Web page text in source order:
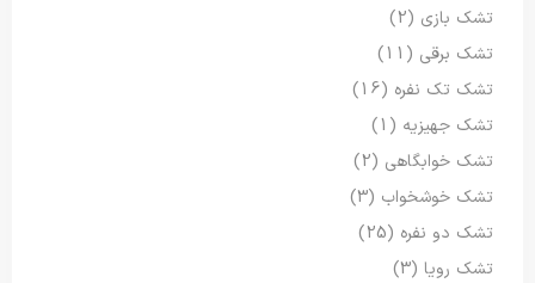
تشک بازی (2)
تشک برقی (11)
تشک تک نفره (16)
تشک جهیزیه (1)
تشک خوابگاهی (2)
تشک خوشخواب (3)
تشک دو نفره (25)
تشک رویا (3)